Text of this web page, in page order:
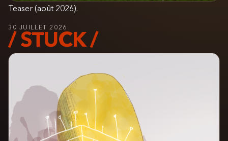
Teaser (août 2026).
30 JUILLET 2026
/ STUCK /